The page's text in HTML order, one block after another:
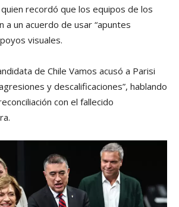
recordó que los equipos de los
a un acuerdo de usar “apuntes
visuales.
de Chile Vamos acusó a Parisi
y descalificaciones”, hablando
con el fallecido